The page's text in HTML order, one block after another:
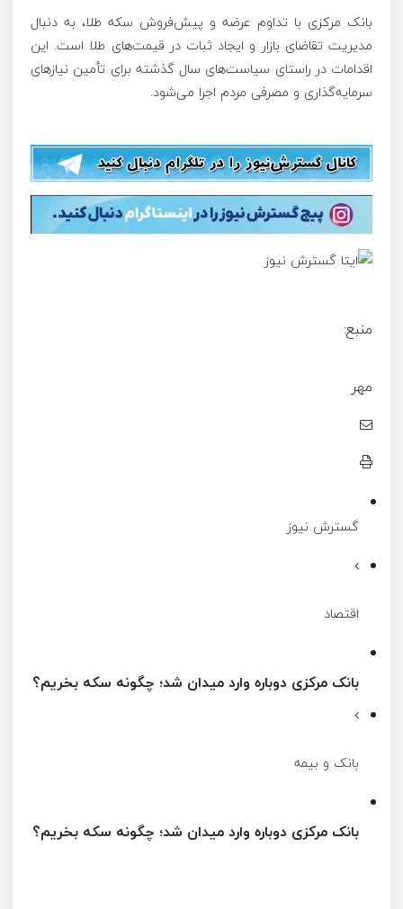
بانک مرکزی با تداوم عرضه و پیش‌فروش سکه طلا، به دنبال
مدیریت تقاضای بازار و ایجاد ثبات در قیمت‌های طلا است. این
اقدامات در راستای سیاست‌های سال گذشته برای تأمین نیازهای
سرمایه‌گذاری و مصرفی مردم اجرا می‌شود.
منبع:
مهر
گسترش نیوز
اقتصاد
بانک مرکزی دوباره وارد میدان شد؛ چگونه سکه بخریم؟
بانک و بیمه
بانک مرکزی دوباره وارد میدان شد؛ چگونه سکه بخریم؟